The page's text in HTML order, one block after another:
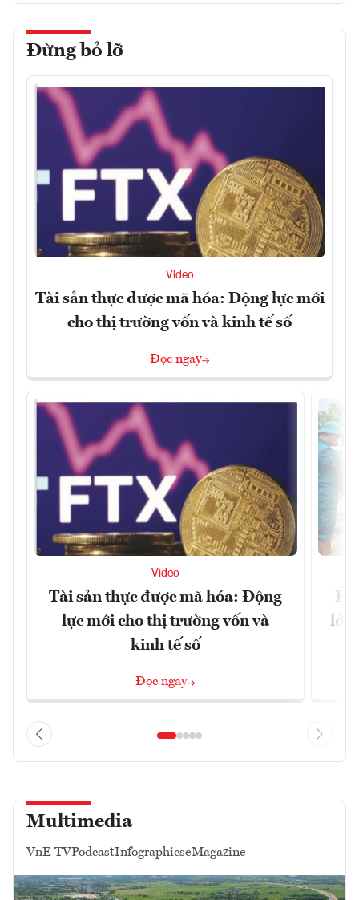
Đừng bỏ lỡ
Video
Tài sản thực được mã hóa: Động lực mới
cho thị trường vốn và kinh tế số
Đọc ngay
Video
Tài sản thực được mã hóa: Động
lực mới cho thị trường vốn và
kinh tế số
Đọc ngay
lở
Multimedia
VnE TVPodcastInfographicseMagazine